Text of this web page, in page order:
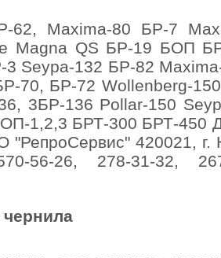
62, Maxima-80 БР-7
Magna QS БР-19 БОП
Seypa-132 БР-82
70, БР-72 Wollenberg-
3БР-136 Pollar-150
1,2,3 БРТ-300 БРТ-450
"РепроСервис" 420021, г.
56-26, 278-31-32,